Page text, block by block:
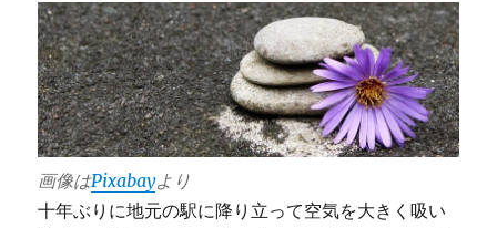
画像はPixabayより
十年ぶりに地元の駅に降り立って空気を大きく吸い